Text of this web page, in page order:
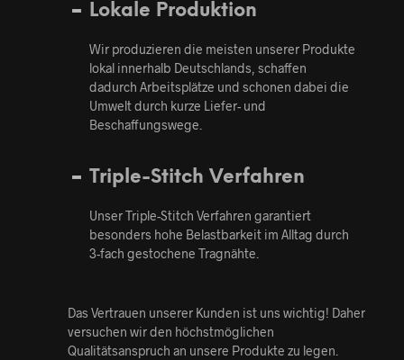
Lokale Produktion
Wir produzieren die meisten unserer Produkte
lokal innerhalb Deutschlands, schaffen
dadurch Arbeitsplätze und schonen dabei die
Umwelt durch kurze Liefer- und
Beschaffungswege.
Triple-Stitch Verfahren
Unser Triple-Stitch Verfahren garantiert
besonders hohe Belastbarkeit im Alltag durch
3-fach gestochene Tragnähte.
Das Vertrauen unserer Kunden ist uns wichtig! Daher
versuchen wir den höchstmöglichen
Qualitätsanspruch an unsere Produkte zu legen.